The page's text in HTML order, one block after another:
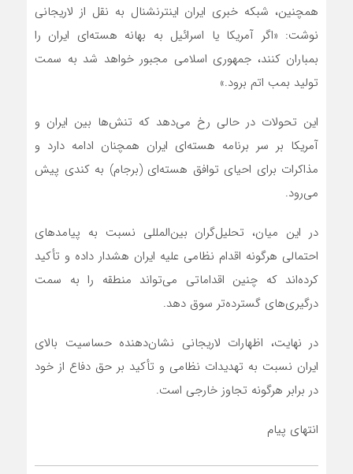
همچنین، شبکه خبری ایران اینترنشنال به نقل از لاریجانی
نوشت: «اگر آمریکا یا اسرائیل به بهانه هسته‌ای ایران را
بمباران کنند، جمهوری اسلامی مجبور خواهد شد به سمت
تولید بمب اتم برود.»
این تحولات در حالی رخ می‌دهد که تنش‌ها بین ایران و
آمریکا بر سر برنامه هسته‌ای ایران همچنان ادامه دارد و
مذاکرات برای احیای توافق هسته‌ای (برجام) به کندی پیش
می‌رود.
در این میان، تحلیل‌گران بین‌المللی نسبت به پیامدهای
احتمالی هرگونه اقدام نظامی علیه ایران هشدار داده و تأکید
کرده‌اند که چنین اقداماتی می‌تواند منطقه را به سمت
درگیری‌های گسترده‌تر سوق دهد.
در نهایت، اظهارات لاریجانی نشان‌دهنده حساسیت بالای
ایران نسبت به تهدیدات نظامی و تأکید بر حق دفاع از خود
در برابر هرگونه تجاوز خارجی است.
انتهای پیام